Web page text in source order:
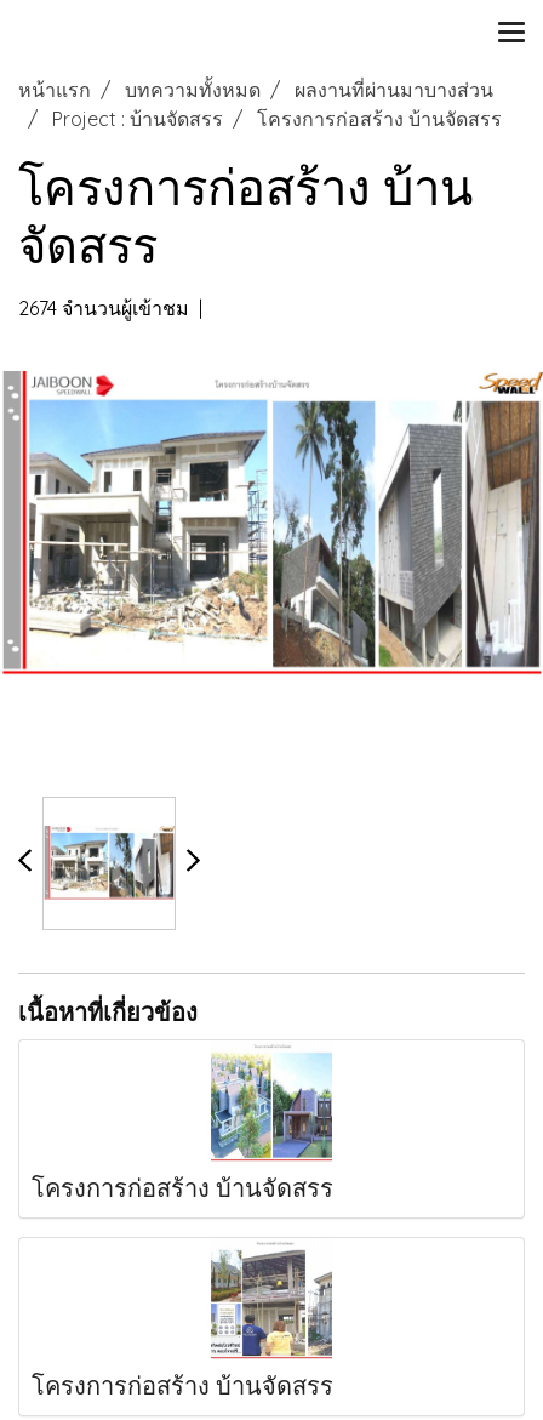
หน้าแรก บทความทั้งหมด
ผลงานที่ผ่านมาบางส่วน
Project : บ้านจัดสรร
โครงการก่อสร้าง บ้านจัดสรร
โครงการก่อสร้าง บ้าน
จัดสรร
2674 จำนวนผู้เข้าชม
เนื้อหาที่เกี่ยวข้อง
โครงการก่อสร้าง บ้านจัดสรร
โครงการก่อสร้าง บ้านจัดสรร